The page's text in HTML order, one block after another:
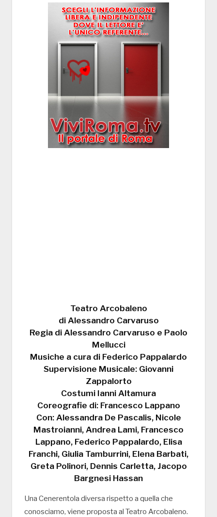
Teatro Arcobaleno
di Alessandro Carvaruso
Regia di Alessandro Carvaruso e Paolo
Mellucci
Musiche a cura di Federico Pappalardo
Supervisione Musicale: Giovanni
Zappalorto
Costumi Ianni Altamura
Coreografie di: Francesco Lappano
Con: Alessandra De Pascalis, Nicole
Mastroianni, Andrea Lami, Francesco
Lappano, Federico Pappalardo, Elisa
Franchi, Giulia Tamburrini, Elena Barbati,
Greta Polinori, Dennis Carletta, Jacopo
Bargnesi Hassan
Una Cenerentola diversa rispetto a quella che
conosciamo, viene proposta al Teatro Arcobaleno.